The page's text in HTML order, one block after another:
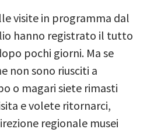
visite in programma dal
hanno registrato il tutto
pochi giorni. Ma se
non sono riusciti a
o magari siete rimasti
e volete ritornarci,
regionale musei